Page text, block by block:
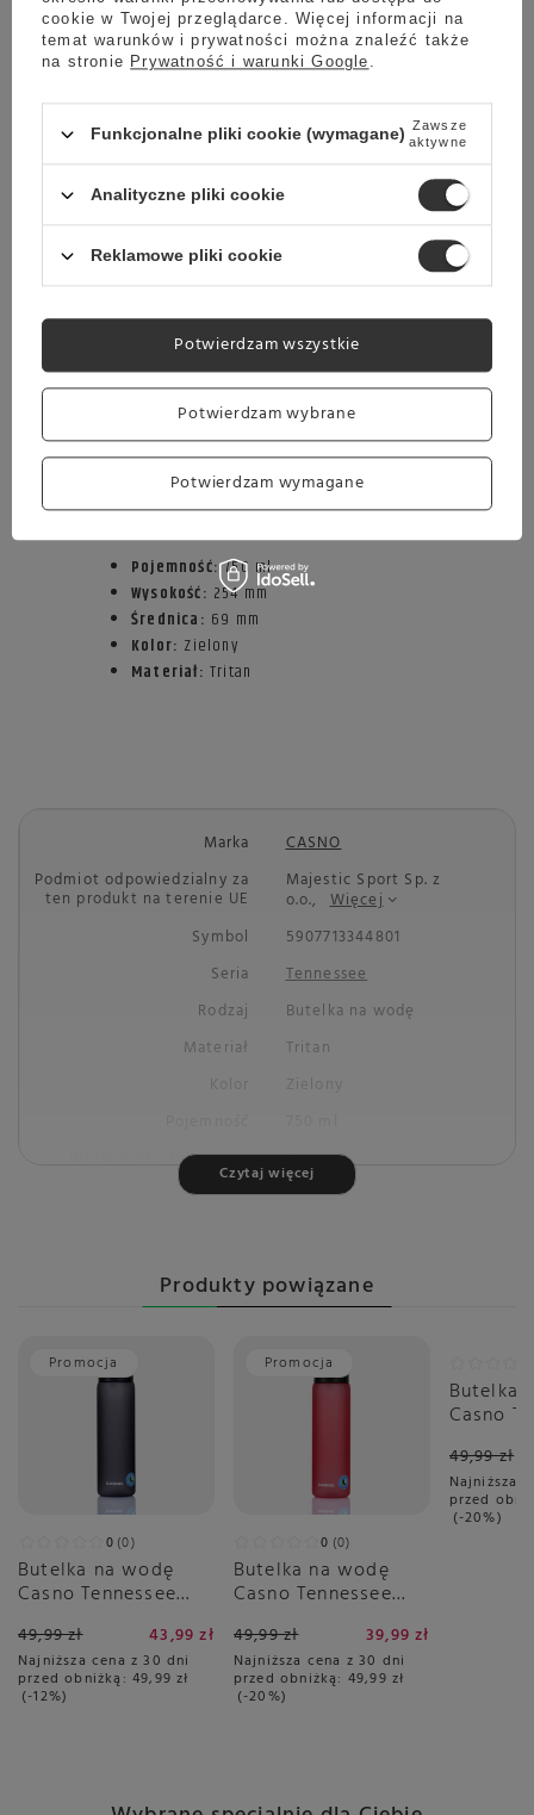
PARAMETRY:
Pojemność:750 ml
Wysokość: 254 mm
Średnica: 69 mm
Kolor: Zielony
Materiał: Tritan
Marka
CASNO
Podmiot odpowiedzialny za
ten produkt na terenie UE
Majestic Sport Sp. z
o.o., Więcej
Symbol
5907713344801
Seria
Tennessee
Rodzaj
Butelka na wodę
Materiał
Tritan
Kolor
Zielony
Właściwości termiczne
Nie
Czytaj więcej
Produkty powiązane
Promocja
0 0
Butelka na wodę
Casno Tennessee
49,99 zł 43,99 zł
Najniższa cena z 30 dni
przed obniżką: 49,99 zł
-12%
Promocja
0 0
Butelka na wodę
Casno Tennessee
49,99 zł 39,99 zł
Najniższa cena z 30 dni
przed obniżką: 49,99 zł
-20%
Butelka
Casno
49,99 zł
Najniższa
przed
-20%
cookie w Twojej przeglądarce. Więcej informacji na
temat warunków i prywatności można znaleźć także
na stronie Prywatność i warunki Google .
Funkcjonalne pliki cookie (wymagane) Zawsze
aktywne
Analityczne pliki cookie
Reklamowe pliki cookie
Potwierdzam wybrane
Potwierdzam wymagane
Potwierdzam wszystkie